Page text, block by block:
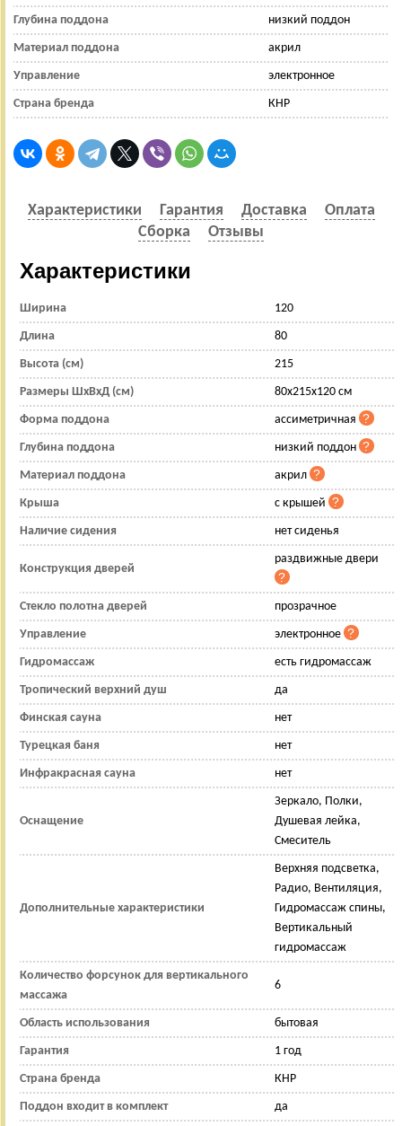
Глубина поддона низкий поддон
Материал поддона акрил
Управление электронное
Страна бренда КНР
Характеристики Гарантия Доставка
Оплата
Сборка
Отзывы
Характеристики
Ширина 120
Длина 80
Высота (см) 215
Размеры ШхВхД (см) 80x215x120 см
Форма поддона ассиметричная
Глубина поддона низкий поддон
Материал поддона акрил
Крыша с крышей
Наличие сидения нет сиденья
Конструкция дверей
раздвижные двери
Стекло полотна дверей прозрачное
Управление электронное
Гидромассаж есть гидромассаж
Тропический верхний душ да
Финская сауна нет
Турецкая баня нет
Инфракрасная сауна нет
Оснащение
Зеркало, Полки,
Душевая лейка,
Смеситель
Дополнительные характеристики
Верхняя подсветка,
Радио, Вентиляция,
Гидромассаж спины,
Вертикальный
гидромассаж
Количество форсунок для вертикального
массажа
6
Область использования бытовая
Гарантия 1 год
Страна бренда КНР
Поддон входит в комплект да